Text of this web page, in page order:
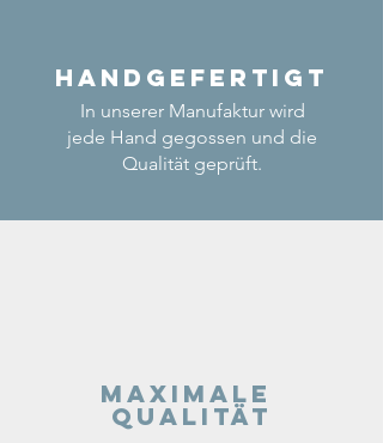
Handgefertigt
In unserer Manufaktur wird
jede Hand gegossen und die
Qualität geprüft.
Maximale
Qualität